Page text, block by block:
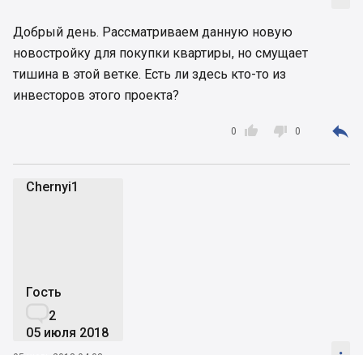
Добрый день. Рассматриваем данную новую
новостройку для покупки квартиры, но смущает
тишина в этой ветке. Есть ли здесь кто-то из
инвесторов этого проекта?

0  0 
Chernyi1
Гость
2
05 июля 2018